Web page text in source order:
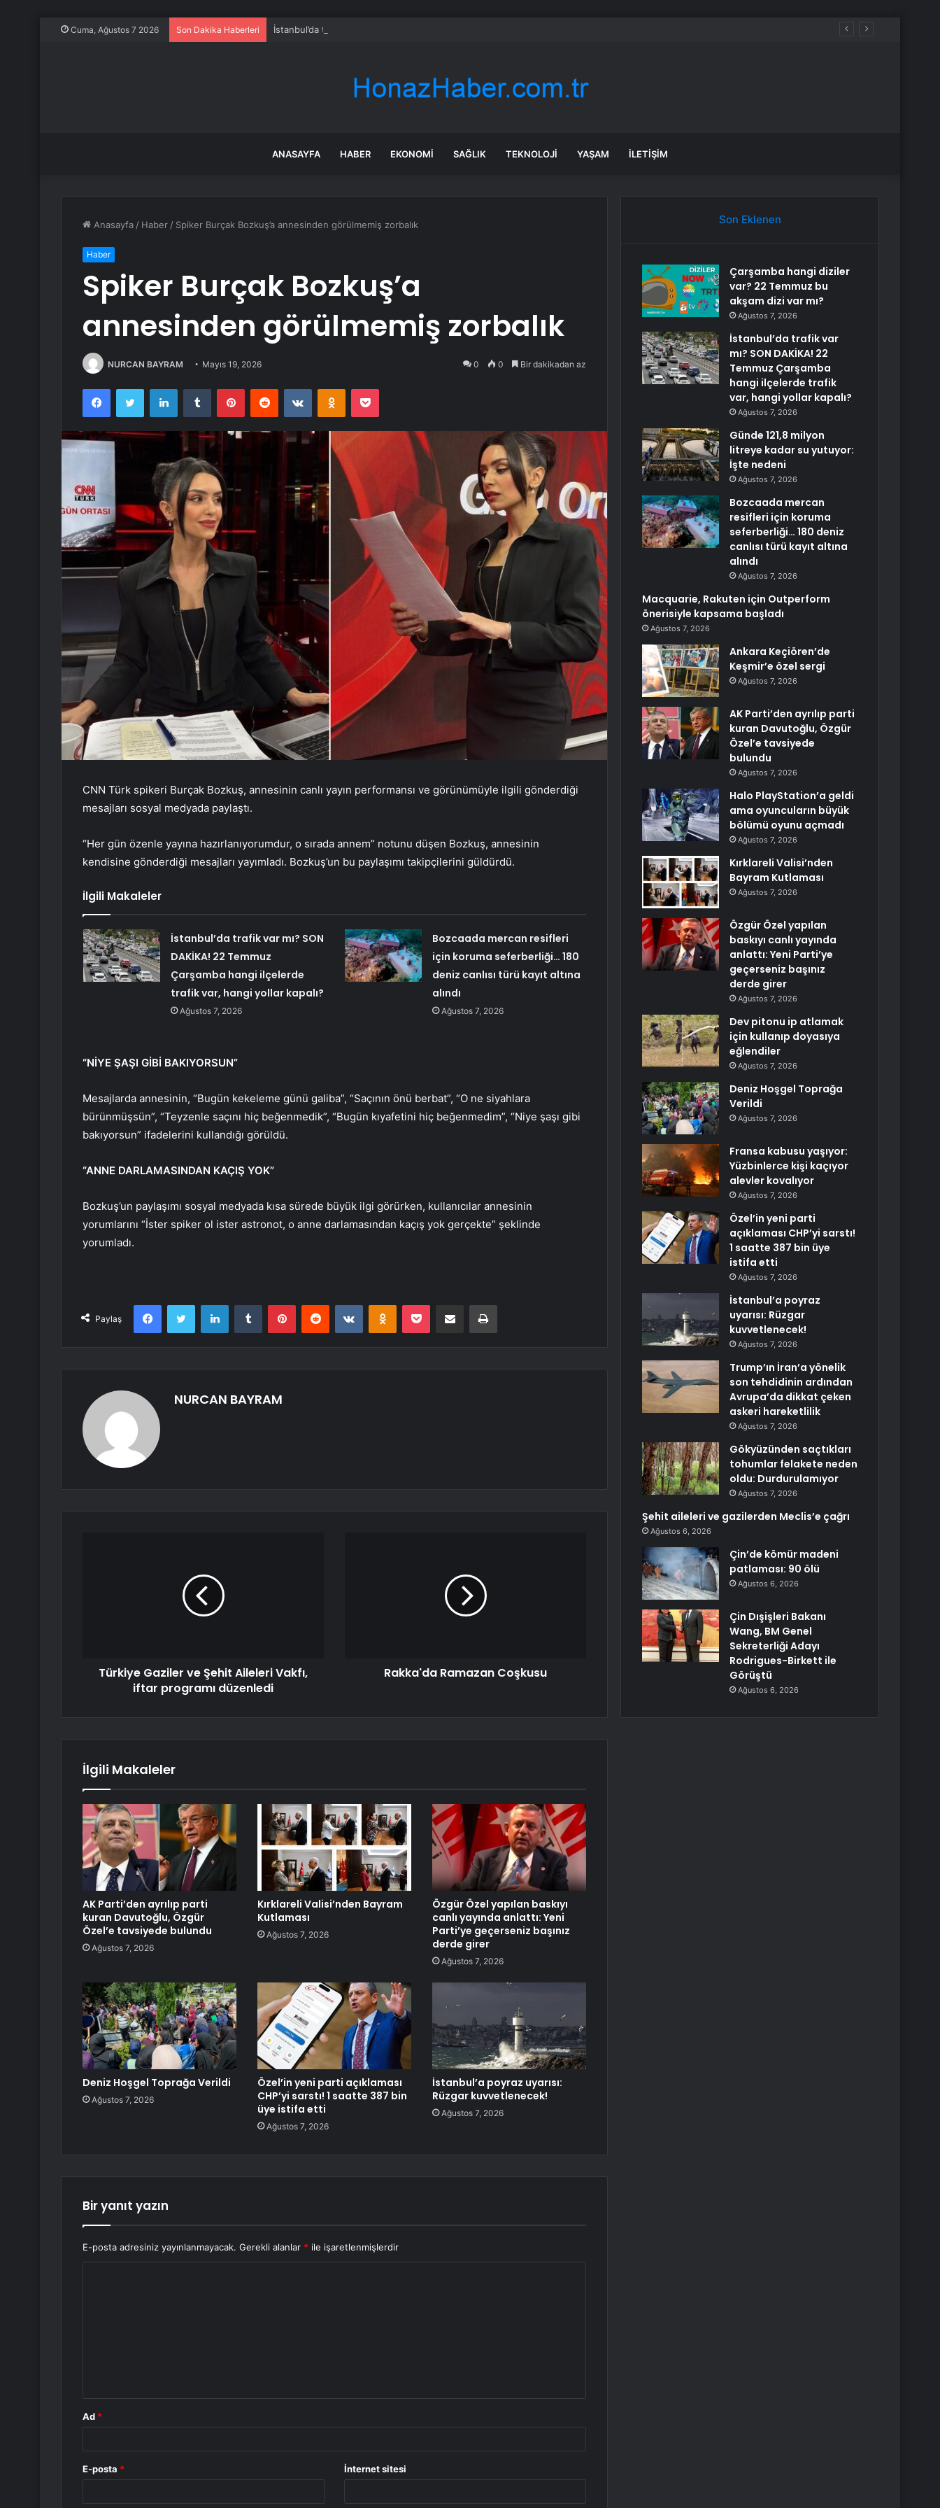
Cuma, Ağustos 7 2026 Son Dakika Haberleri İstanbul’da trafik var mı? SON DAKİKA! 22 Temmuz Çarşamba hangi ilçelerde trafik var, hangi yollar kapalı?
ANASAYFA HABER EKONOMI SAĞLIK TEKNOLOJI YAŞAM İLETIŞIM
Anasayfa / Haber / Spiker Burçak Bozkuş’a annesinden görülmemiş zorbalık
Haber
Spiker Burçak Bozkuş’a
annesinden görülmemiş zorbalık
NURCAN BAYRAM Mayıs 19, 2026 0 0 Bir dakikadan az
FacebookTwitter LinkedInTumblr PinterestReddit VKontakteOdnoklassniki
Pocket
CNN Türk spikeri Burçak Bozkuş, annesinin canlı yayın performansı ve görünümüyle ilgili gönderdiği
mesajları sosyal medyada paylaştı.
“Her gün özenle yayına hazırlanıyorumdur, o sırada annem” notunu düşen Bozkuş, annesinin
kendisine gönderdiği mesajları yayımladı. Bozkuş’un bu paylaşımı takipçilerini güldürdü.
İlgili Makaleler
İstanbul’da trafik var mı? SON
DAKİKA! 22 Temmuz
Çarşamba hangi ilçelerde
trafik var, hangi yollar kapalı?
Ağustos 7, 2026
Bozcaada mercan resifleri
için koruma seferberliği… 180
deniz canlısı türü kayıt altına
alındı
Ağustos 7, 2026
“NİYE ŞAŞI GİBİ BAKIYORSUN”
Mesajlarda annesinin, “Bugün kekeleme günü galiba”, “Saçının önü berbat”, “O ne siyahlara
bürünmüşsün”, “Teyzenle saçını hiç beğenmedik”, “Bugün kıyafetini hiç beğenmedim”, “Niye şaşı gibi
bakıyorsun” ifadelerini kullandığı görüldü.
“ANNE DARLAMASINDAN KAÇIŞ YOK”
Bozkuş’un paylaşımı sosyal medyada kısa sürede büyük ilgi görürken, kullanıcılar annesinin
yorumlarını “İster spiker ol ister astronot, o anne darlamasından kaçış yok gerçekte” şeklinde
yorumladı.
Paylaş
FacebookTwitter LinkedInTumblr PinterestReddit VKontakteOdnoklassniki
Pocket E-Posta ile paylaş Yazdır
NURCAN BAYRAM
Türkiye Gaziler ve Şehit Aileleri Vakfı,
iftar programı düzenledi
Rakka'da Ramazan Coşkusu
İlgili Makaleler
AK Parti’den ayrılıp parti
kuran Davutoğlu, Özgür
Özel’e tavsiyede bulundu
Ağustos 7, 2026
Kırklareli Valisi’nden Bayram
Kutlaması
Ağustos 7, 2026
Özgür Özel yapılan baskıyı
canlı yayında anlattı: Yeni
Parti’ye geçerseniz başınız
derde girer
Ağustos 7, 2026
Deniz Hoşgel Toprağa Verildi
Ağustos 7, 2026
Özel’in yeni parti açıklaması
CHP’yi sarstı! 1 saatte 387 bin
üye istifa etti
Ağustos 7, 2026
İstanbul’a poyraz uyarısı:
Rüzgar kuvvetlenecek!
Ağustos 7, 2026
Bir yanıt yazın
E-posta adresiniz yayınlanmayacak. Gerekli alanlar * ile işaretlenmişlerdir
Ad *
E-posta * İnternet sitesi
Son Eklenen
Çarşamba hangi diziler
var? 22 Temmuz bu
akşam dizi var mı?
Ağustos 7, 2026
İstanbul’da trafik var
mı? SON DAKİKA! 22
Temmuz Çarşamba
hangi ilçelerde trafik
var, hangi yollar kapalı?
Ağustos 7, 2026
Günde 121,8 milyon
litreye kadar su yutuyor:
İşte nedeni
Ağustos 7, 2026
Bozcaada mercan
resifleri için koruma
seferberliği… 180 deniz
canlısı türü kayıt altına
alındı
Ağustos 7, 2026
Macquarie, Rakuten için Outperform
önerisiyle kapsama başladı
Ağustos 7, 2026
Ankara Keçiören’de
Keşmir’e özel sergi
Ağustos 7, 2026
AK Parti’den ayrılıp parti
kuran Davutoğlu, Özgür
Özel’e tavsiyede
bulundu
Ağustos 7, 2026
Halo PlayStation’a geldi
ama oyuncuların büyük
bölümü oyunu açmadı
Ağustos 7, 2026
Kırklareli Valisi’nden
Bayram Kutlaması
Ağustos 7, 2026
Özgür Özel yapılan
baskıyı canlı yayında
anlattı: Yeni Parti’ye
geçerseniz başınız
derde girer
Ağustos 7, 2026
Dev pitonu ip atlamak
için kullanıp doyasıya
eğlendiler
Ağustos 7, 2026
Deniz Hoşgel Toprağa
Verildi
Ağustos 7, 2026
Fransa kabusu yaşıyor:
Yüzbinlerce kişi kaçıyor
alevler kovalıyor
Ağustos 7, 2026
Özel’in yeni parti
açıklaması CHP’yi sarstı!
1 saatte 387 bin üye
istifa etti
Ağustos 7, 2026
İstanbul’a poyraz
uyarısı: Rüzgar
kuvvetlenecek!
Ağustos 7, 2026
Trump’ın İran’a yönelik
son tehdidinin ardından
Avrupa’da dikkat çeken
askeri hareketlilik
Ağustos 7, 2026
Gökyüzünden saçtıkları
tohumlar felakete neden
oldu: Durdurulamıyor
Ağustos 7, 2026
Şehit aileleri ve gazilerden Meclis’e çağrı
Ağustos 6, 2026
Çin’de kömür madeni
patlaması: 90 ölü
Ağustos 6, 2026
Çin Dışişleri Bakanı
Wang, BM Genel
Sekreterliği Adayı
Rodrigues-Birkett ile
Görüştü
Ağustos 6, 2026